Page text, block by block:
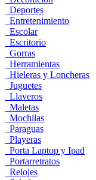
Deportes
Entretenimiento
Escolar
Escritorio
Gorras
Herramientas
Hieleras y Loncheras
Juguetes
Llaveros
Maletas
Mochilas
Paraguas
Playeras
Porta Laptop y Ipad
Portarretratos
Relojes